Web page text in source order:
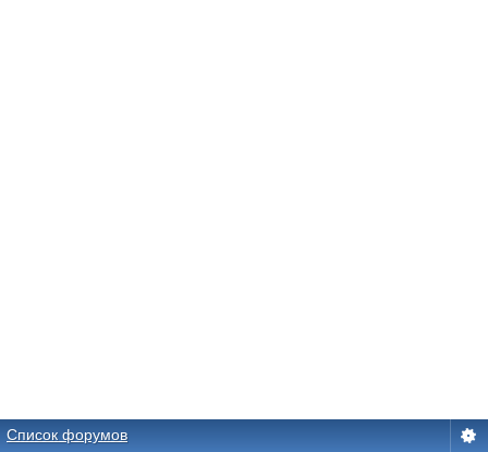
Список форумов